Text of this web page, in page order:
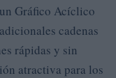
Gráfico Acíclico
cadenas
rápidas y sin
atractiva para los